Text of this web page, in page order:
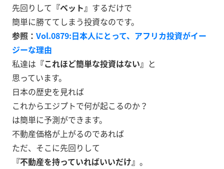
先回りして 『ベット』 するだけで
簡単に勝ててしまう投資なのです。
参照： Vol.0879:日本人にとって、アフリカ投資がイー
ジーな理由
私達は 『これほど簡単な投資はない』 と
思っています。
日本の歴史を見れば
これからエジプトで何が起こるのか？
は簡単に予測ができます。
不動産価格が上がるのであれば
ただ、そこに先回りして
『不動産を持っていればいいだけ』 。